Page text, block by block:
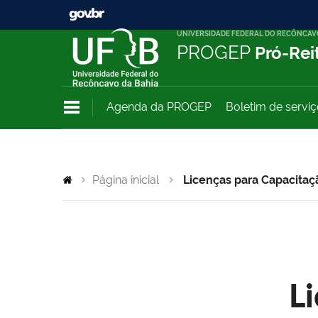
UNIVERSIDADE FEDERAL DO
PROGEP Pró-
Agenda da PROGEP Boletim de
Página inicial Licenças para